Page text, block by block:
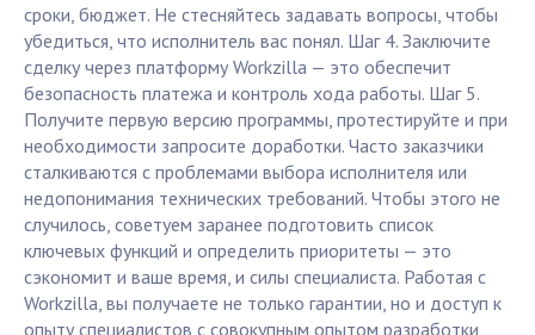
сроки, бюджет. Не стесняйтесь задавать вопросы, чтобы
убедиться, что исполнитель вас понял. Шаг 4. Заключите
сделку через платформу Workzilla — это обеспечит
безопасность платежа и контроль хода работы. Шаг 5.
Получите первую версию программы, протестируйте и при
необходимости запросите доработки. Часто заказчики
сталкиваются с проблемами выбора исполнителя или
недопонимания технических требований. Чтобы этого не
случилось, советуем заранее подготовить список
ключевых функций и определить приоритеты — это
сэкономит и ваше время, и силы специалиста. Работая с
Workzilla, вы получаете не только гарантии, но и доступ к
опыту специалистов с совокупным опытом разработки